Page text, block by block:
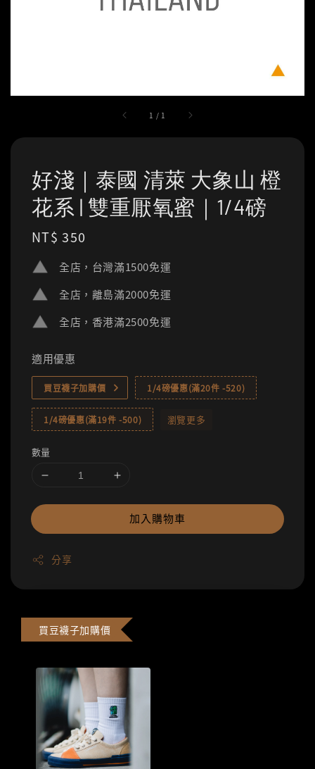
1 / 1
好淺｜泰國 清萊 大象山 橙
花系 | 雙重厭氧蜜｜1/4磅
Regular
NT$ 350
全店，台灣滿1500免運
全店，離島滿2000免運
全店，香港滿2500免運
適用優惠
買豆襪子加購價 1/4磅優惠(滿20件 -520)
1/4磅優惠(滿19件 -500) 瀏覽更多
數量
加入購物車
分享
買豆襪子加購價